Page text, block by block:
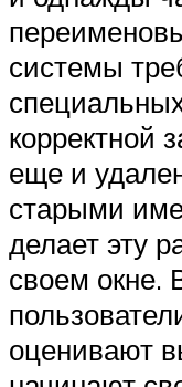
системы
корректной
еще и
старыми
делает эту
своем окне.
оценивают